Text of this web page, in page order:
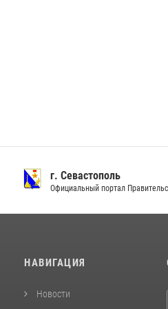
г. Севастополь
Официальный портал
НАВИГАЦИЯ
Новости